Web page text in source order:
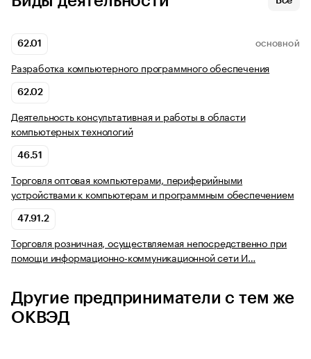
62.01 ОСНОВНОЙ
Разработка компьютерного программного обеспечения
62.02
Деятельность консультативная и работы в области
компьютерных технологий
46.51
Торговля оптовая компьютерами, периферийными
устройствами к компьютерам и программным обеспечением
47.91.2
Торговля розничная, осуществляемая непосредственно при
помощи информационно-коммуникационной сети И…
Другие предприниматели с тем же
ОКВЭД